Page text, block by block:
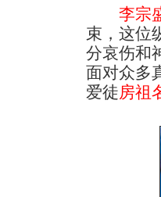
李宗
束，这位
分哀伤和
面对众多
爱徒房祖